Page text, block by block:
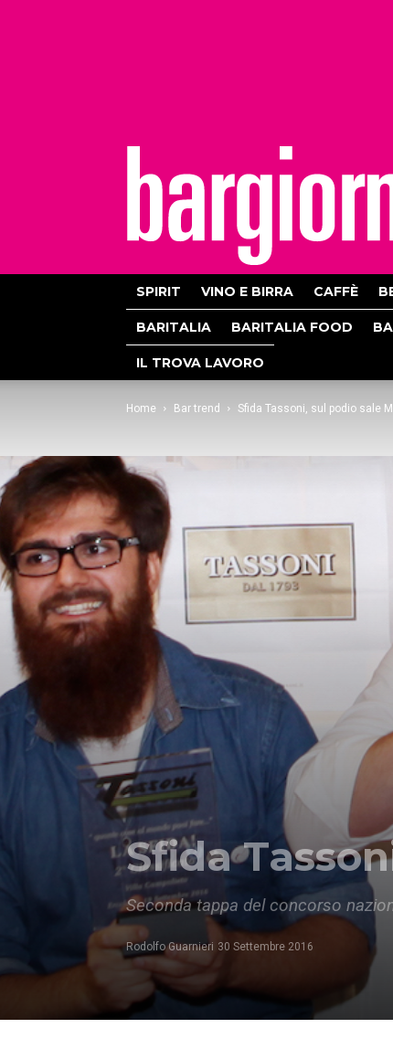
SPIRIT VINO E BIRRA CAFFÈ
BARITALIA BARITALIA FOOD
IL TROVA LAVORO
Home Bar trend Sfida Tassoni, sul podio sale
Sfida
Seconda tappa del concorso
Rodolfo Guarnieri 30 Settembre 2016